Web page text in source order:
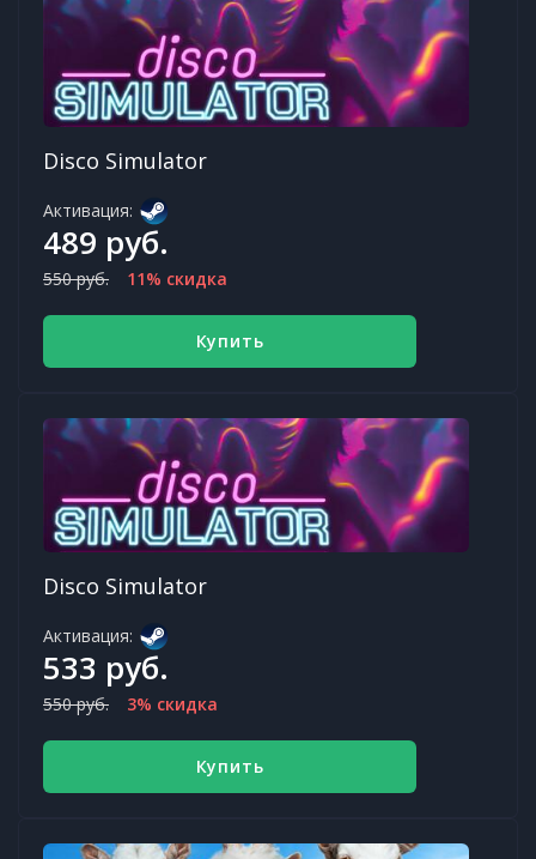
Disco Simulator
Активация:
489 руб.
550 руб. 11% скидка
Купить
Disco Simulator
Активация:
533 руб.
550 руб. 3% скидка
Купить